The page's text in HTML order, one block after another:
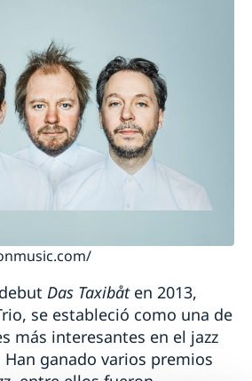
Das Taxibåten 2013,
se estableció como una de
más interesantes en el jazz
ganado varios premios